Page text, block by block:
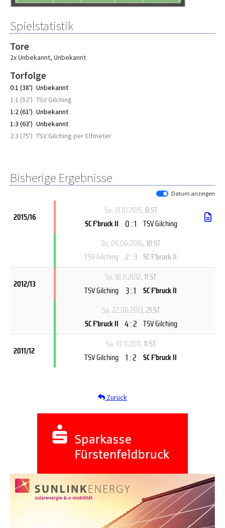
Spielstatistik
Tore
2x Unbekannt, Unbekannt
Torfolge
0:1 (38') Unbekannt
1:1 (52') TSV Gilching
1:2 (61') Unbekannt
1:3 (63') Unbekannt
2:3 (75') TSV Gilching per Elfmeter
Bisherige Ergebnisse
Datum anzeigen
2015/16
Sa, 31.10.2015, 8.ST
SC F'bruck II 0 : 1 TSV Gilching
So, 05.06.2016, 18.ST
TSV Gilching 2 : 3 SC F'bruck II
2012/13
So, 18.11.2012, 11.ST
TSV Gilching 3 : 1 SC F'bruck II
Sa, 22.06.2013, 21.ST
SC F'bruck II 4 : 2 TSV Gilching
2011/12
Sa, 19.11.2011, 11.ST
TSV Gilching 1 : 2 SC F'bruck II
Zurück